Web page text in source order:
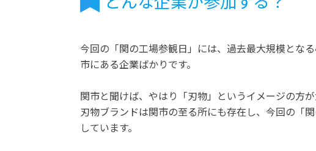
今回の「関の工場参観日」には、過去最大規模とな
市にある企業ばかりです。
関市と聞けば、やはり「刃物」というイメージの方
刃物ブランドは関市の至る所にも存在し、今回の「
しています。